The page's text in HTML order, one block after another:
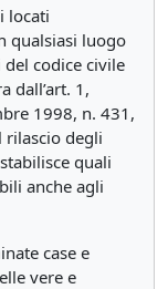
locati
qualsiasi luogo
codice civile
dall’art. 1,
1998, n. 431,
rilascio degli
quali
anche agli
case e
vere e